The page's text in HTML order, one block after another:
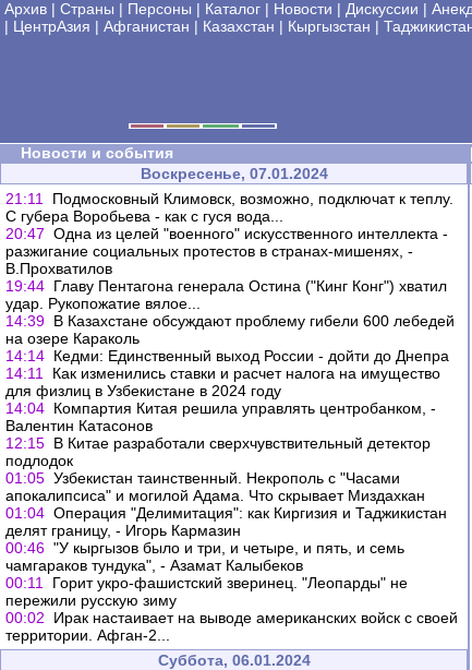
Архив | Страны | Персоны | Каталог | Новости | Дискуссии |
| ЦентрАзия | Афганистан | Казахстан | Кыргызстан |
Новости и события
|
Воскресенье, 07.01.2024
21:11
Подмосковный Климовск, возможно, подключат к теплу.
С губера Воробьева - как с гуся вода...
20:47 Одна из целей "военного" искусственного интеллекта -
разжигание социальных протестов в странах-мишенях, -
В.Прохватилов
19:44 Главу Пентагона генерала Остина ("Кинг Конг") хватил
удар. Рукопожатие вялое...
14:39 В Казахстане обсуждают проблему гибели 600 лебедей
на озере Караколь
14:14 Кедми: Единственный выход России - дойти до Днепра
14:11
Как изменились ставки и расчет налога на имущество
для физлиц в Узбекистане в 2024 году
14:04 Компартия Китая решила управлять центробанком, -
Валентин Катасонов
12:15 В Китае разработали сверхчувствительный детектор
подлодок
01:05 Узбекистан таинственный. Некрополь с "Часами
апокалипсиса" и могилой Адама. Что скрывает Миздахкан
01:04 Операция "Делимитация": как Киргизия и Таджикистан
делят границу, - Игорь Кармазин
00:46 "У кыргызов было и три, и четыре, и пять, и семь
чамгараков тундука", - Азамат Калыбеков
00:11
Горит укро-фашистский зверинец. "Леопарды" не
пережили русскую зиму
00:02
Ирак настаивает на выводе американских войск с своей
территории. Афган-2...
Суббота, 06.01.2024